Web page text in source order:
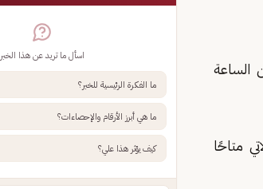
الساعة
متاحًا
اسأل ما تريد عن هذا الخبر
ما الفكرة الرئيسية للخبر؟
ما هي أبرز الأرقام والإحصاءات؟
كيف يؤثر هذا علي؟